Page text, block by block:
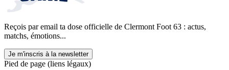
Reçois par email ta dose officielle de Clermont Foot 63 : actus,
matchs, émotions...
Je m'inscris à la newsletter
Pied de page (liens légaux)